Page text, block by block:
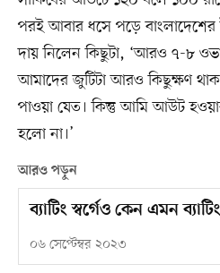
পরই আবার ধসে পড়ে
দায় নিলেন কিছুটা, ‘আরও ৭-৮
আমাদের জুটিটা আরও কিছুক্ষণ
পাওয়া যেত। কিন্তু আমি আউট
হলো না।’
আরও পড়ুন
ব্যাটিং স্বর্গেও কেন এমন ব্যাটিং
০৬ সেপ্টেম্বর ২০২৩